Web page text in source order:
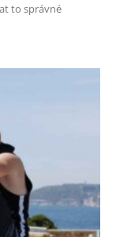
to správné